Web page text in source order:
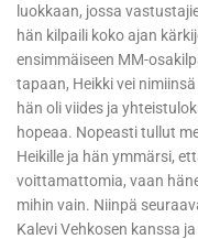
luokkaan, jossa
hän kilpaili koko ajan
ensimmäiseen MM-
tapaan, Heikki vei
hän oli viides ja
hopeaa. Nopeasti tullut
Heikille ja hän ymmärsi,
voittamattomia, vaan
mihin vain. Niinpä
Kalevi Vehkosen kanssa